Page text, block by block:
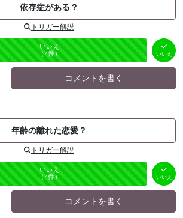
依存症がある？
トリガー解説
いいえ
（4件） いいえ
コメントを書く
年齢の離れた恋愛？
トリガー解説
いいえ
（4件） いいえ
コメントを書く